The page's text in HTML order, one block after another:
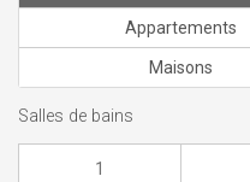
Appartements
Maisons
Salles de bains
1